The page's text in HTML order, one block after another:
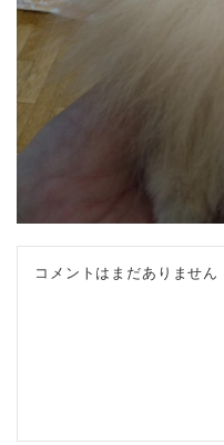
コメントはまだありません